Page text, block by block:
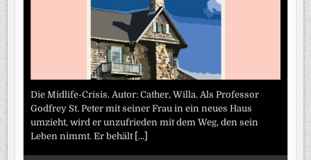
Die Midlife-Crisis. Autor: Cather, Willa. Als Professor
Godfrey St. Peter mit seiner Frau in ein neues Haus
umzieht, wird er unzufrieden mit dem Weg, den sein
Leben nimmt. Er behält [...]